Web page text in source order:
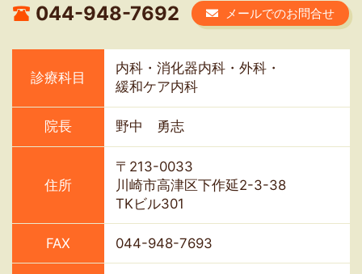
044-948-7692 メールでのお問合せ
診療科目
内科・消化器内科・外科・
緩和ケア内科
院長 野中 勇志
住所
〒213-0033
川崎市高津区下作延2-3-38
TKビル301
FAX 044-948-7693